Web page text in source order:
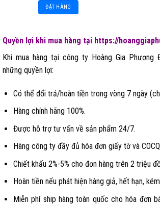
ĐẶT HÀNG
Quyền lợi khi mua hàng tại https://
Khi mua hàng tại công ty Hoàng Gia Phương
những quyền lợi:
Có thể đổi trả/hoàn tiền trong vòng 7 ngày
Hàng chính hãng 100%.
Được hỗ trợ tư vấn về sản phẩm 24/7.
Hàng công ty đầy đủ hóa đơn giấy tờ và
Chiết khấu 2%-5% cho đơn hàng trên 2 triệu
Hoàn tiền nếu phát hiện hàng giả, hết hạn,
Miễn phí ship hàng toàn quốc cho hóa đơn